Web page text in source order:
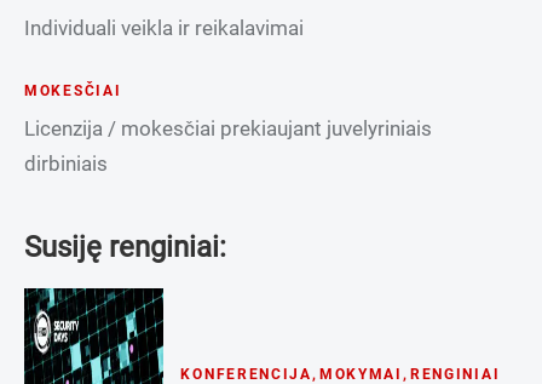
Individuali veikla ir reikalavimai
MOKESČIAI
Licenzija / mokesčiai prekiaujant juvelyriniais
dirbiniais
Susiję renginiai:
KONFERENCIJA , MOKYMAI , RENGINIAI